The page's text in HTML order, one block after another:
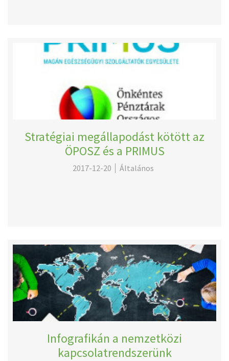
Stratégiai megállapodást kötött az
ÖPOSZ és a PRIMUS
2017-12-20 Általános
Infografikán a nemzetközi
kapcsolatrendszerünk